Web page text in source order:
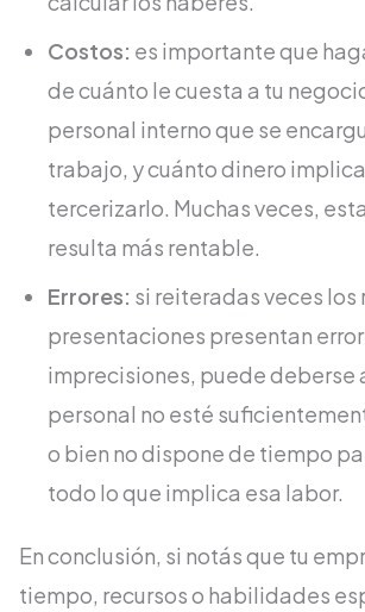
Costos: es importante que
de cuánto le cuesta a tu
personal interno que se
trabajo, y cuánto dinero
tercerizarlo. Muchas veces,
resulta más rentable.
Errores: si reiteradas veces los
presentaciones presentan
imprecisiones, puede deberse
personal no esté
o bien no dispone de tiempo
todo lo que implica esa labor.
En conclusión, si notás que tu
tiempo, recursos o habilidades